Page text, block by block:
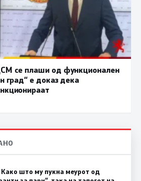
се плаши од функционален
град“ е доказ дека
што му пукна меурот од